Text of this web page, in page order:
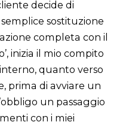
decide di
sostituzione
completa con il
inizia il mio compito
quanto verso
prima di avviare un
un passaggio
con i miei